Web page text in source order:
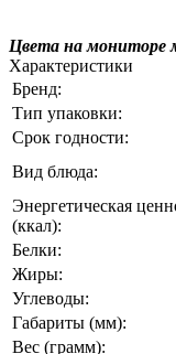
Цвета на мониторе
Характеристики
Бренд:
Тип упаковки:
Срок годности:
Вид блюда:
Энергетическая
(ккал):
Белки:
Жиры:
Углеводы:
Габариты (мм):
Вес (грамм):